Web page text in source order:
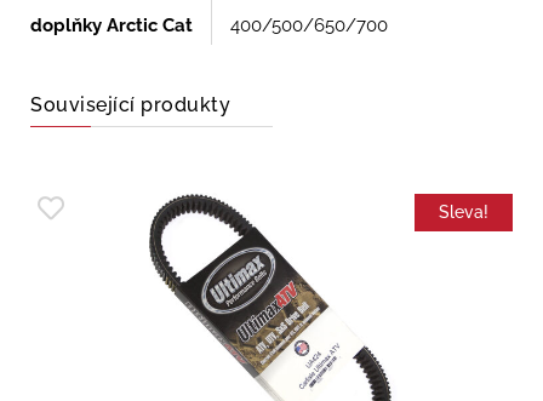
doplňky Arctic Cat
400/500/650/700
Související produkty
Sleva!